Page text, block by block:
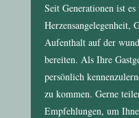
Seit Generationen ist
Herzensangelegenheit,
Aufenthalt auf der
bereiten. Als Ihre
persönlich
zu kommen. Gerne
Empfehlungen, um